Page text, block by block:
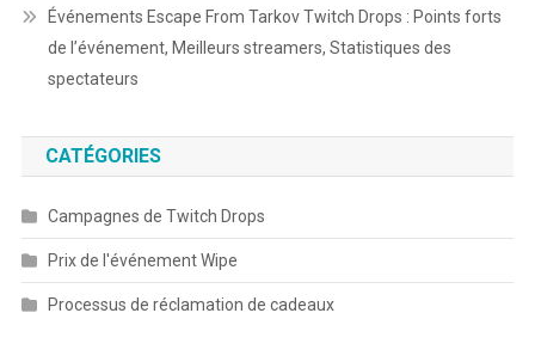
Événements Escape From Tarkov Twitch Drops : Points forts
de l’événement, Meilleurs streamers, Statistiques des
spectateurs
CATÉGORIES
Campagnes de Twitch Drops
Prix de l'événement Wipe
Processus de réclamation de cadeaux